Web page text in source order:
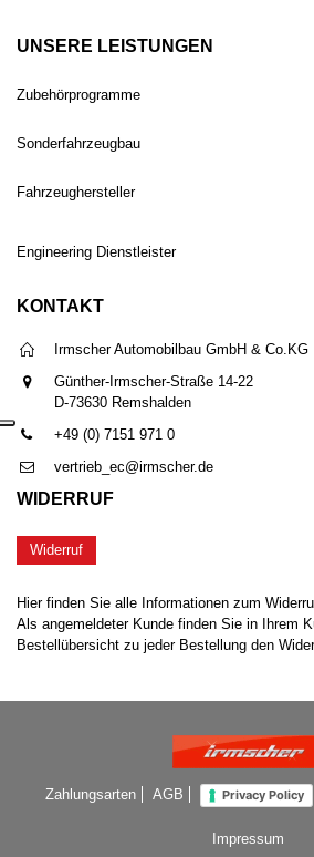
UNSERE LEISTUNGEN
Zubehörprogramme
Sonderfahrzeugbau
Fahrzeughersteller
Engineering Dienstleister
KONTAKT
Irmscher Automobilbau GmbH & Co.KG
Günther-Irmscher-Straße 14-22
D-73630 Remshalden
+49 (0) 7151 971 0
vertrieb_ec@irmscher.de
WIDERRUF
Widerruf
Hier finden Sie alle Informationen zum
Als angemeldeter Kunde finden Sie in Ihrem
Bestellübersicht zu jeder Bestellung den
Zahlungsarten AGB Privacy Policy
Impressum